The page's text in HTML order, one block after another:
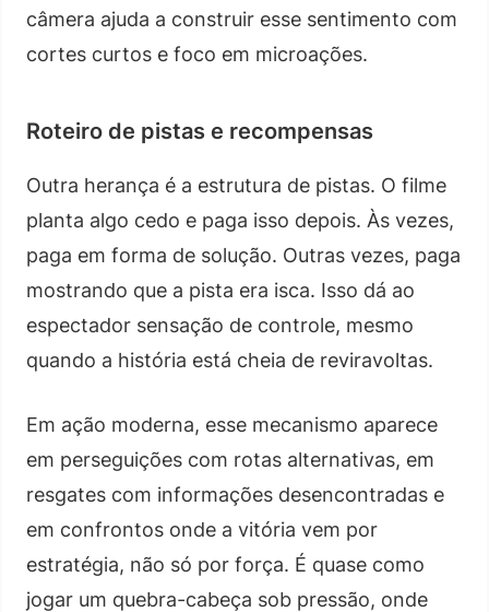
câmera ajuda a construir esse sentimento com
cortes curtos e foco em microações.
Roteiro de pistas e recompensas
Outra herança é a estrutura de pistas. O filme
planta algo cedo e paga isso depois. Às vezes,
paga em forma de solução. Outras vezes, paga
mostrando que a pista era isca. Isso dá ao
espectador sensação de controle, mesmo
quando a história está cheia de reviravoltas.
Em ação moderna, esse mecanismo aparece
em perseguições com rotas alternativas, em
resgates com informações desencontradas e
em confrontos onde a vitória vem por
estratégia, não só por força. É quase como
jogar um quebra-cabeça sob pressão, onde